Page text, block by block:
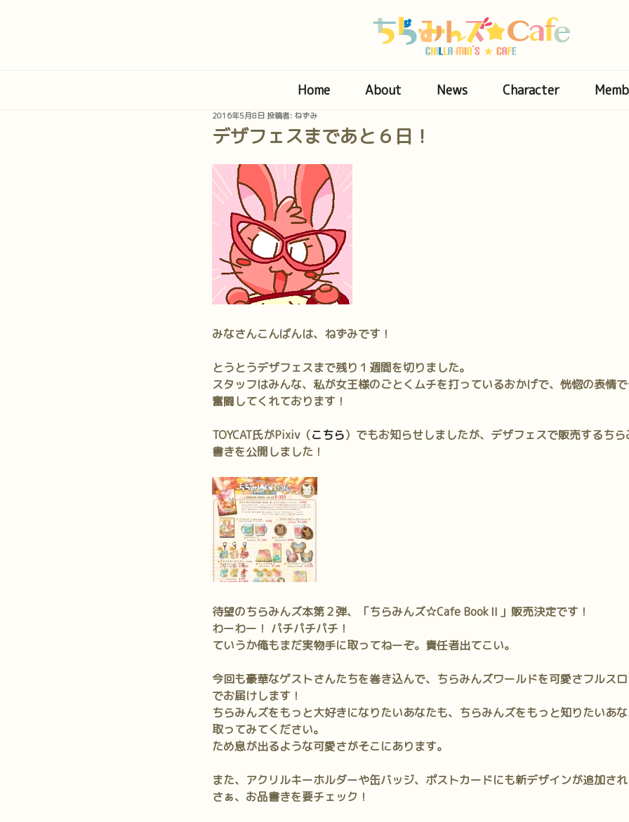
Home About News Character
投
日:
2016年5月8日投稿者: ねずみ
デザフェスまであと６日！
みなさんこんばんは、ねずみです！
とうとうデザフェスまで残り１週間を切りました。
スタッフはみんな、私が女王様のごとくムチを打っているおかげで、恍惚の表情
奮闘してくれております！
TOYCAT氏がPixiv（こちら）でもお知らせしましたが、デザフェスで販売するち
書きを公開しました！
待望のちらみんズ本第２弾、「ちらみんズ☆Cafe BookⅡ」販売決定です！
わーわー！ パチパチパチ！
ていうか俺もまだ実物手に取ってねーぞ。責任者出てこい。
今回も豪華なゲストさんたちを巻き込んで、ちらみんズワールドを可愛さフルス
でお届けします！
ちらみんズをもっと大好きになりたいあなたも、ちらみんズをもっと知りたいあ
取ってみてください。
ため息が出るような可愛さがそこにあります。
また、アクリルキーホルダーや缶バッジ、ポストカードにも新デザインが追加さ
さぁ、お品書きを要チェック！